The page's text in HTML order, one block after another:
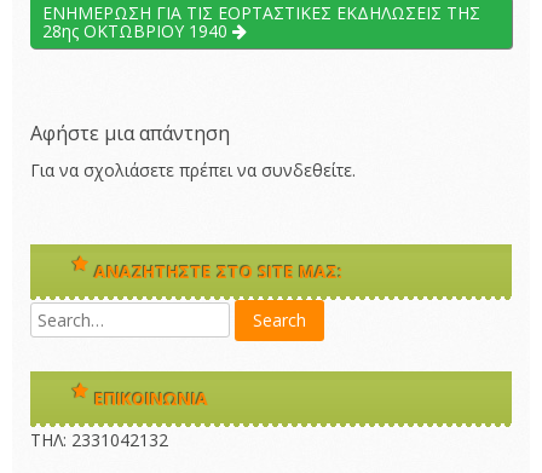
ΕΝΗΜΕΡΩΣΗ ΓΙΑ ΤΙΣ ΕΟΡΤΑΣΤΙΚΕΣ ΕΚΔΗΛΩΣΕΙΣ ΤΗΣ
28ης ΟΚΤΩΒΡΙΟΥ 1940
Αφήστε μια απάντηση
Για να σχολιάσετε πρέπει να συνδεθείτε.
ΑΝΑΖΗΤΉΣΤΕ ΣΤΟ SITE ΜΑΣ:
ΕΠΙΚΟΙΝΩΝΊΑ
ΤΗΛ: 2331042132 